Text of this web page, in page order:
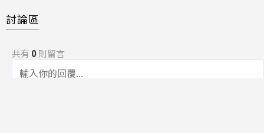
討論區
共有 0則留言